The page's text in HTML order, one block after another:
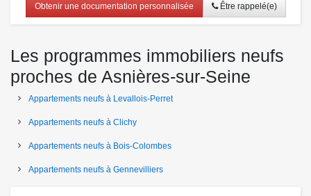
Obtenir une documentation personnalisée Être rappelé(e)
Les programmes immobiliers neufs
proches de Asnières-sur-Seine
Appartements neufs à Levallois-Perret
Appartements neufs à Clichy
Appartements neufs à Bois-Colombes
Appartements neufs à Gennevilliers